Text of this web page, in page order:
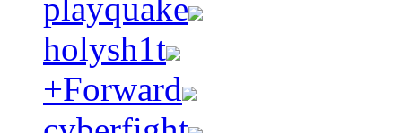
playquake
holysh1t
+Forward